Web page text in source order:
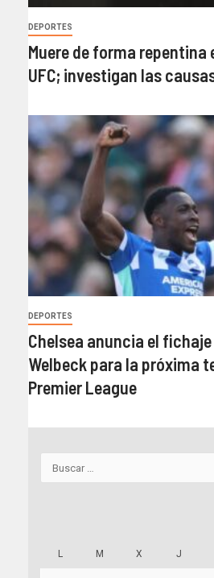
DEPORTES
Muere de forma repentina
UFC; investigan las
DEPORTES
Chelsea anuncia el
Welbeck para la próxima
Premier League
L M X J